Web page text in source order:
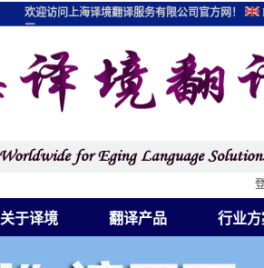
关于译境 翻译产品 行业
欢迎访问上海译境翻译服务有限公司官方网！
图